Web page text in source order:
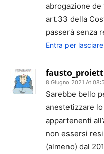
abrogazione de
art.33 della
passerà senza
Entra per
8 Giugno 2021 At
Sarebbe bello
anestetizzare
appartenenti
non essersi
(almeno) dal